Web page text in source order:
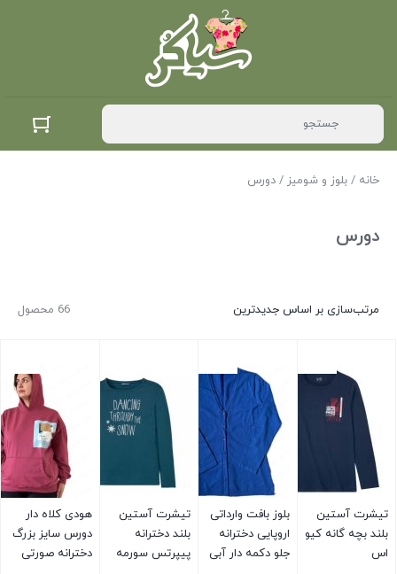
خانه / بلوز و شومیز / دورس
دورس
66 محصول مرتب‌سازی بر اساس جدیدترین
تیشرت آستین
بلند بچه گانه کیو
اس
بلوز بافت وارداتی
اروپایی دخترانه
جلو دکمه دار آبی
تیشرت آستین
بلند دخترانه
پیپرتس سورمه
هودی کلاه دار
دورس سایز بزرگ
دخترانه صورتی